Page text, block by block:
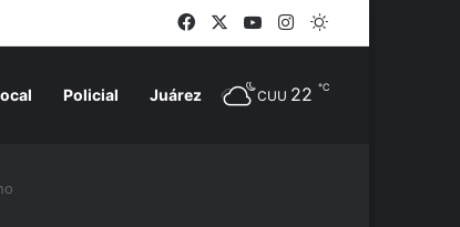
FacebookYouTubeInstagramSwitch skin
Policial Juárez CUU 22 ℃